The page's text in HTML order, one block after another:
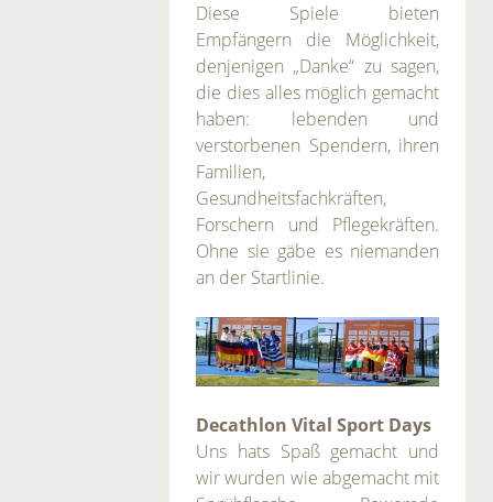
Diese Spiele bieten
Empfängern die Möglichkeit,
denjenigen „Danke“ zu sagen,
die dies alles möglich gemacht
haben: lebenden und
verstorbenen Spendern, ihren
Familien,
Gesundheitsfachkräften,
Forschern und Pflegekräften.
Ohne sie gäbe es niemanden
an der Startlinie.
Decathlon Vital Sport Days
Uns hats Spaß gemacht und
wir wurden wie abgemacht mit